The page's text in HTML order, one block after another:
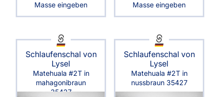
Masse eingeben Masse eingeben
Schlaufenschal von
Lysel
Matehuala #2T in
mahagonibraun
35427
Schlaufenschal von
Lysel
Matehuala #2T in
nussbraun 35427